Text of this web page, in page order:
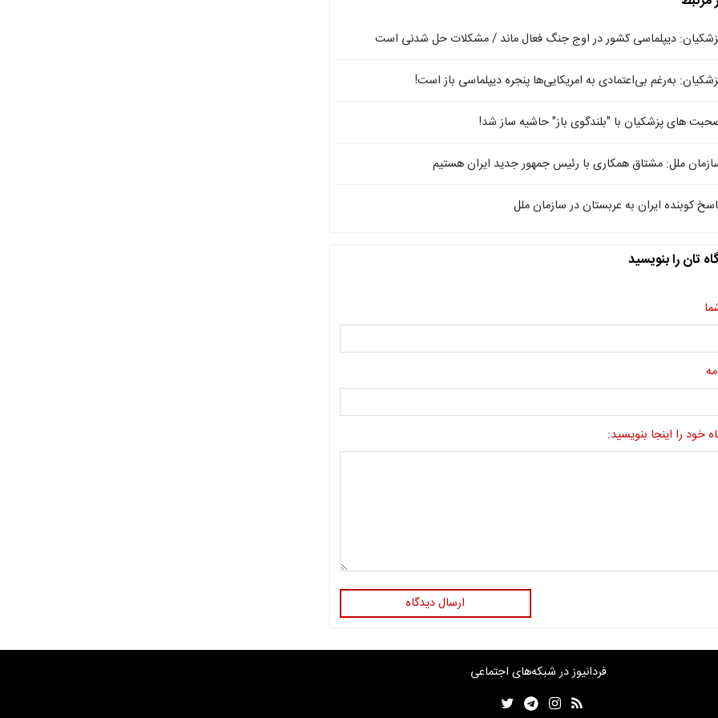
دیپلماسی کشور در اوج جنگ فعال ماند / مشکلات حل شدنی است
به‌رغم بی‌اعتمادی به امریکایی‌ها پنجره دیپلماسی باز است!
های پزشکیان با "بلندگوی باز" حاشیه ساز شد!
ملل: مشتاق همکاری با رئیس جمهور جدید ایران هستیم
کوبنده ایران به عربستان در سازمان ملل
تان را بنویسید
خود را اینجا بنویسید:
ارسال دیدگاه
فردانیوز در شبکه‌های اجتماعی